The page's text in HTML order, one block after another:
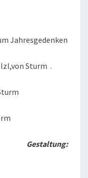
Jahresgedenken
Sturm .